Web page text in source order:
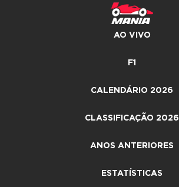
AO VIVO
F1
CALENDÁRIO 2026
CLASSIFICAÇÃO 2026
ANOS ANTERIORES
ESTATÍSTICAS